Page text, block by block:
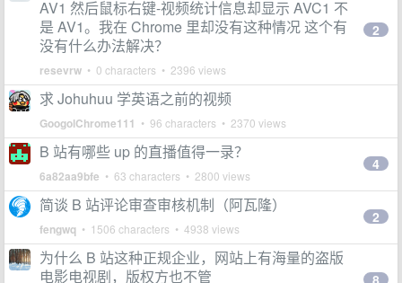
AV1 然后鼠标右键-视频统计信息却显示 AVC1 不
是 AV1。我在 Chrome 里却没有这种情况 这个有
没有什么办法解决？
resevrw • 0 characters • 2396 views
2
求 Johuhuu 学英语之前的视频
GoogolChrome111 • 96 characters • 2370 views
B 站有哪些 up 的直播值得一录？
6a82aa9bfe • 63 characters • 2800 views
4
简谈 B 站评论审查审核机制（阿瓦隆）
fengwq • 1506 characters • 4938 views
2
为什么 B 站这种正规企业，网站上有海量的盗版
电影电视剧，版权方也不管
8